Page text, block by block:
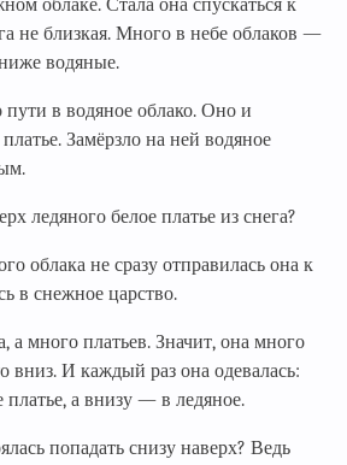
облаке. Стала она спускаться к
не близкая. Много в небе облаков —
водяные.
пути в водяное облако. Оно и
Замёрзло на ней водяное
ледяного белое платье из снега?
облака не сразу отправилась она к
в снежное царство.
а много платьев. Значит, она много
вниз. И каждый раз она одевалась:
а внизу — в ледяное.
попадать снизу наверх? Ведь